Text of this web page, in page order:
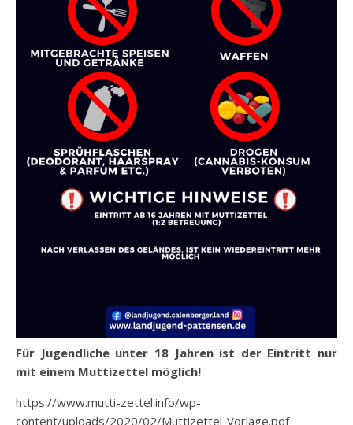
Für Jugendliche unter 18 Jahren ist der Eintritt nur
mit einem Muttizettel möglich!
https://www.mutti-zettel.info/wp-
content/uploads/2020/02/Muttizettel-Vorlage.pdf